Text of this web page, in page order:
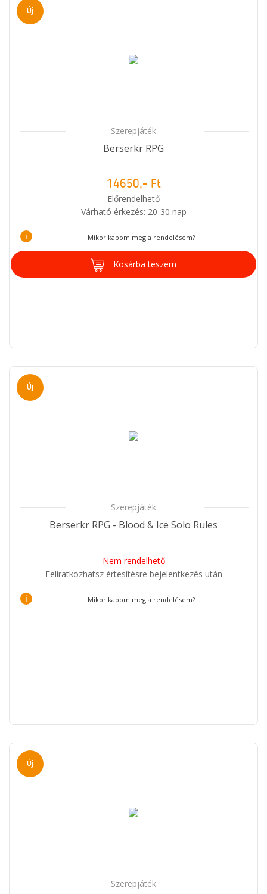
Új
Szerepjáték
Berserkr RPG
14650,- Ft
Előrendelhető
Várható érkezés: 20-30 nap
i Mikor kapom meg a rendelésem?
Kosárba teszem
Új
Szerepjáték
Berserkr RPG - Blood & Ice Solo Rules
Nem rendelhető
Feliratkozhatsz értesítésre bejelentkezés után
i Mikor kapom meg a rendelésem?
Új
Szerepjáték